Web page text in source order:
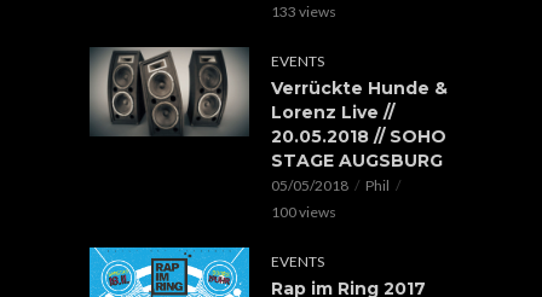
133 views
EVENTS
Verrückte Hunde &
Lorenz Live //
20.05.2018 // SOHO
STAGE AUGSBURG
05/05/2018
Phil
100 views
EVENTS
Rap im Ring 2017